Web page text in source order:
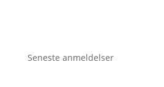
Seneste anmeldelser